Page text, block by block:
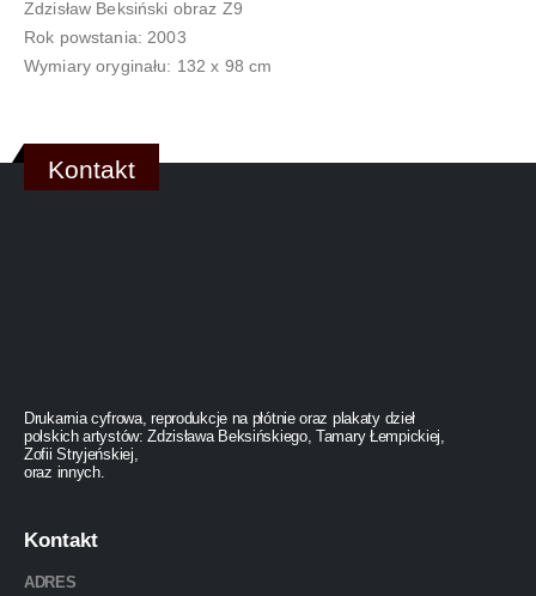
Zdzisław Beksiński obraz Z9
Rok powstania: 2003
Wymiary oryginału: 132 x 98 cm
Kontakt
Drukarnia cyfrowa, reprodukcje na płótnie oraz plakaty dzieł
polskich artystów: Zdzisława Beksińskiego, Tamary Łempickiej,
Zofii Stryjeńskiej,
oraz innych.
Kontakt
ADRES